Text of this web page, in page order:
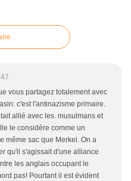
vous partagez totalement avec
c'est l'antinazisme primaire.
allié avec les. musulmans et
le considère comme un
même sac que Merkel. On a
qu'il s'agissait d'une alliance
les anglais occupant le
pas! Pourtant il est évident